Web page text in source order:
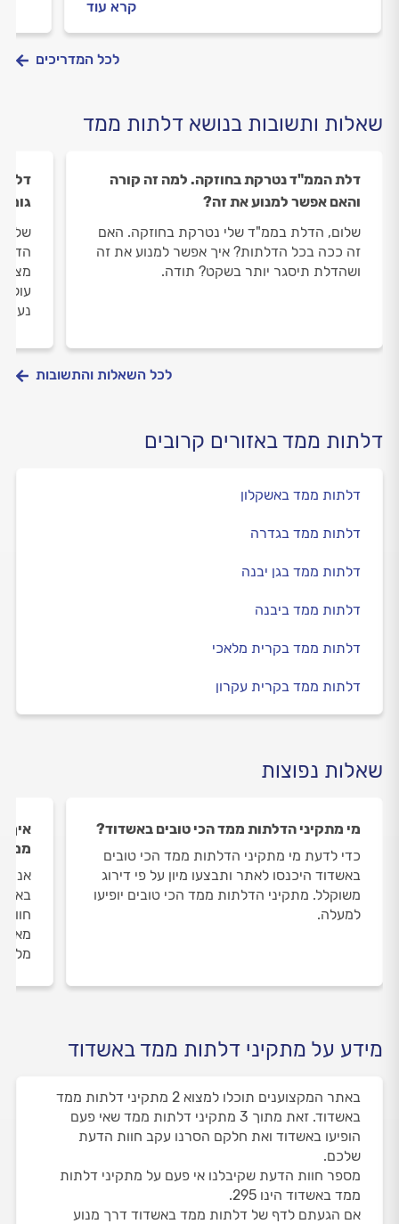
קרא עוד
לכל המדריכים
שאלות ותשובות בנושא דלתות ממד
דלת הממ"ד נטרקת בחוזקה. למה זה קורה
והאם אפשר למנוע את זה?
שלום, הדלת בממ"ד שלי נטרקת בחוזקה. האם
זה ככה בכל הדלתות? איך אפשר למנוע את זה
ושהדלת תיסגר יותר בשקט? תודה.
דלת
לכל השאלות והתשובות
דלתות ממד באזורים קרובים
דלתות ממד באשקלון
דלתות ממד בגדרה
דלתות ממד בגן יבנה
דלתות ממד ביבנה
דלתות ממד בקרית מלאכי
דלתות ממד בקרית עקרון
שאלות נפוצות
מי מתקיני הדלתות ממד הכי טובים באשדוד?
כדי לדעת מי מתקיני הדלתות ממד הכי טובים
באשדוד היכנסו לאתר ותבצעו מיון על פי דירוג
משוקלל. מתקיני הדלתות ממד הכי טובים יופיעו
למעלה.
איך
ממד
מידע על מתקיני דלתות ממד באשדוד
באתר המקצוענים תוכלו למצוא 2 מתקיני דלתות ממד
באשדוד. זאת מתוך 3 מתקיני דלתות ממד שאי פעם
הופיעו באשדוד ואת חלקם הסרנו עקב חוות הדעת
שלכם.
מספר חוות הדעת שקיבלנו אי פעם על מתקיני דלתות
ממד באשדוד הינו 295.
אם הגעתם לדף של דלתות ממד באשדוד דרך מנוע